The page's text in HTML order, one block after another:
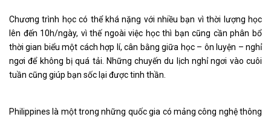
Chương trình học có thể khá nặng với nhiều bạn vì thời lượng học
lên đến 10h/ngày, vì thế ngoài việc học thì bạn cũng cần phân bổ
thời gian biểu một cách hợp lí, cân bằng giữa học – ôn luyện – nghỉ
ngơi để không bị quá tải. Những chuyến du lịch nghỉ ngơi vào cuôi
tuần cũng giúp bạn sốc lại được tinh thần.
Philippines là một trong những quốc gia có mảng công nghệ thông